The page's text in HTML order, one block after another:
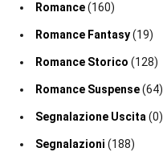
Romance(160)
Romance Fantasy(19)
Romance Storico (128)
Romance Suspense(64)
Segnalazione Uscita(0)
Segnalazioni (188)